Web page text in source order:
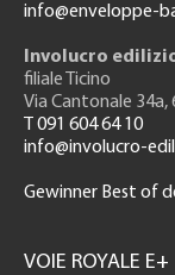
info@enveloppe-
Involucro
filiale Ticino
Via Cantonale 34a,
T 091 604 64 10
info@involucro-
Gewinner Best of
GH
VOIE ROYALE E+